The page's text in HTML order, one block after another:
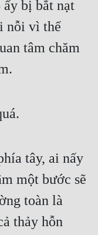
ấy bị bắt nạt
nỗi vì thế
tâm chăm
tây, ai nấy
một bước sẽ
toàn là
thảy hỗn